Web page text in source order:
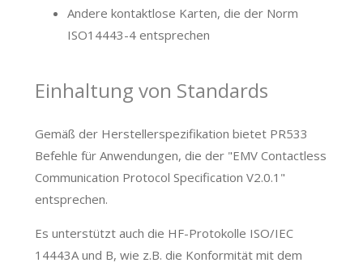
Andere kontaktlose Karten, die der Norm
ISO14443-4 entsprechen
Einhaltung von Standards
Gemäß der Herstellerspezifikation bietet PR533
Befehle für Anwendungen, die der "EMV Contactless
Communication Protocol Specification V2.0.1"
entsprechen.
Es unterstützt auch die HF-Protokolle ISO/IEC
14443A und B, wie z.B. die Konformität mit dem